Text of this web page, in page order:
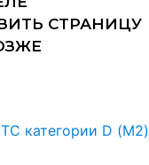
категории D (M2)